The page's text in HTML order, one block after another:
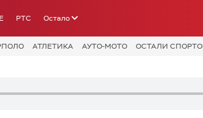
РТС Остало
АТЛЕТИКА АУТО-МОТО ОСТАЛИ